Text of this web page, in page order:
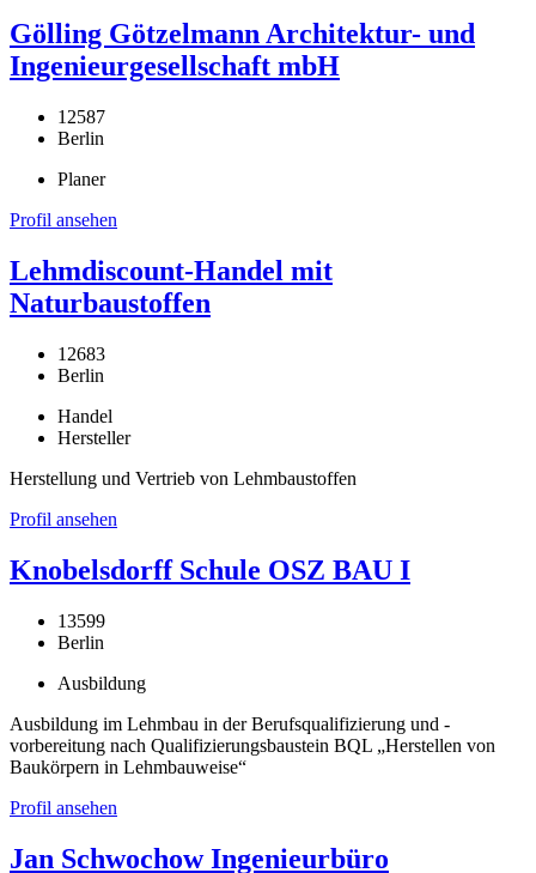
Gölling Götzelmann Architektur- und
Ingenieurgesellschaft mbH
12587
Berlin
Planer
Profil ansehen
Lehmdiscount-Handel mit
Naturbaustoffen
12683
Berlin
Handel
Hersteller
Herstellung und Vertrieb von Lehmbaustoffen
Profil ansehen
Knobelsdorff Schule OSZ BAU I
13599
Berlin
Ausbildung
Ausbildung im Lehmbau in der Berufsqualifizierung und -
vorbereitung nach Qualifizierungsbaustein BQL „Herstellen von
Baukörpern in Lehmbauweise“
Profil ansehen
Jan Schwochow Ingenieurbüro